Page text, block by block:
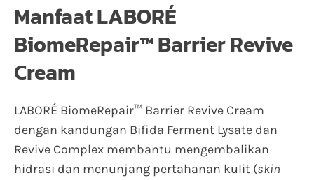
Manfaat LABORÉ
BiomeRepair™ Barrier Revive
Cream
LABORÉ BiomeRepair™ Barrier Revive Cream
dengan kandungan Bifida Ferment Lysate dan
Revive Complex membantu mengembalikan
hidrasi dan menunjang pertahanan kulit (skin